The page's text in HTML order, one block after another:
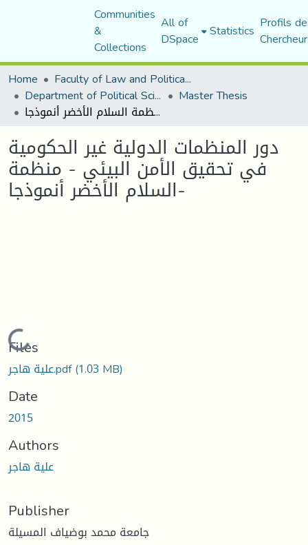
Communities
&
Collections
All of
DSpace Statistics Profils
Home
Faculty of Law and Political Science
Department of Political Sciences Master Thesis
دور المنظمات الدولية غير الحكومية في تحقيق الأمن البيئي - منظمة السلام الأخضر أنموذجا-
دور المنظمات الدولية غير الحكومية
في تحقيق الأمن البيئي - منظمة
السلام الأخضر أنموذجا-
Loading...
Files
علية هاجر.pdf(1.03 MB)
Date
2015
Authors
علية هاجر
Publisher
جامعة محمد بوضياف المسيلة